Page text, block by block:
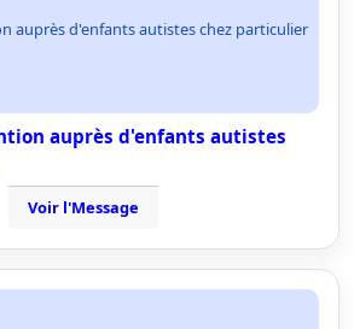
auprès d'enfants autistes chez particulier
auprès d'enfants autistes
Voir l'Message